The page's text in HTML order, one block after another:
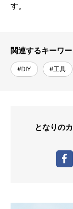
す。
関連するキーワ
#DIY #工具
となりの